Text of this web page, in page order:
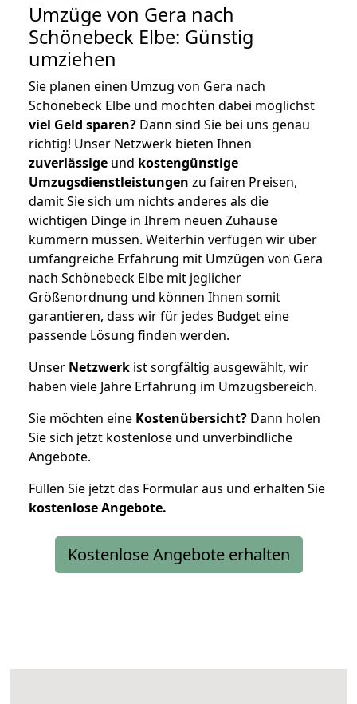
Umzüge von Gera nach
Schönebeck Elbe: Günstig
umziehen
Sie planen einen Umzug von Gera nach
Schönebeck Elbe und möchten dabei möglichst
viel Geld sparen? Dann sind Sie bei uns genau
richtig! Unser Netzwerk bieten Ihnen
zuverlässige und kostengünstige
Umzugsdienstleistungen zu fairen Preisen,
damit Sie sich um nichts anderes als die
wichtigen Dinge in Ihrem neuen Zuhause
kümmern müssen. Weiterhin verfügen wir über
umfangreiche Erfahrung mit Umzügen von Gera
nach Schönebeck Elbe mit jeglicher
Größenordnung und können Ihnen somit
garantieren, dass wir für jedes Budget eine
passende Lösung finden werden.
Unser Netzwerk ist sorgfältig ausgewählt, wir
haben viele Jahre Erfahrung im Umzugsbereich.
Sie möchten eine Kostenübersicht? Dann holen
Sie sich jetzt kostenlose und unverbindliche
Angebote.
Füllen Sie jetzt das Formular aus und erhalten Sie
kostenloseAngebote.
Kostenlose Angebote erhalten